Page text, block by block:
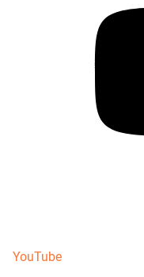
YouTube